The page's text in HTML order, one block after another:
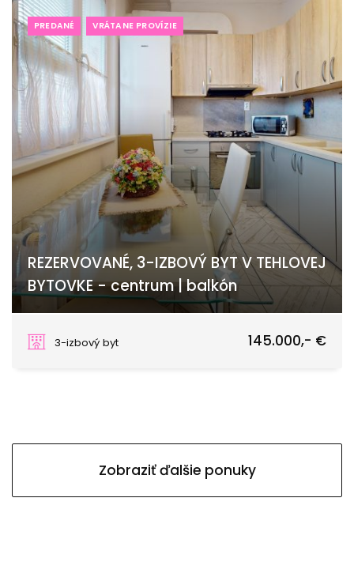
PREDANÉ VRÁTANE PROVÍZIE
REZERVOVANÉ, 3-IZBOVÝ BYT V TEHLOVEJ
BYTOVKE - centrum | balkón
3-izbový byt
145.000,- €
Zobraziť ďalšie ponuky